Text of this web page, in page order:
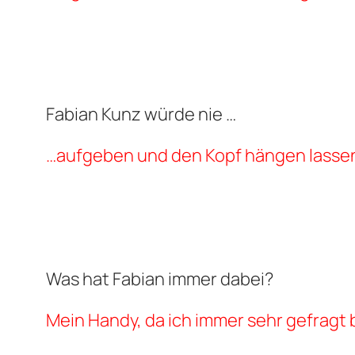
Fabian Kunz würde nie …
…aufgeben und den Kopf hängen
Was hat Fabian immer dabei?
Mein Handy, da ich immer sehr gefragt